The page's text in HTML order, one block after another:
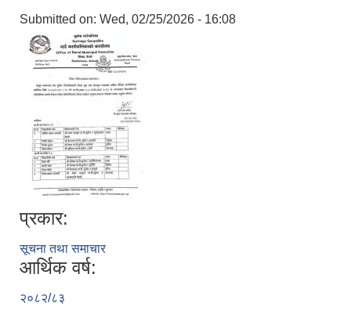
Submitted on: Wed, 02/25/2026 - 16:08
प्रकार:
सूचना तथा समाचार
आर्थिक वर्ष:
२०८२/८३